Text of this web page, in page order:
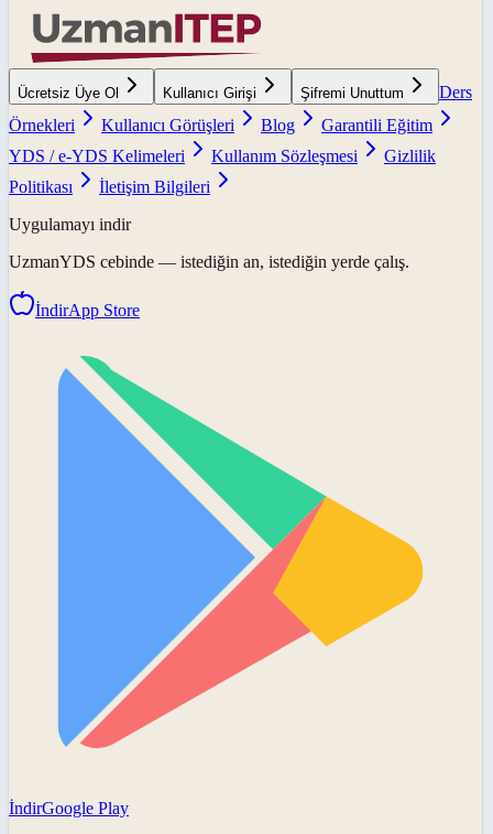
Ücretsiz Üye Ol Kullanıcı Girişi Şifremi Unuttum
Ders
Örnekleri
Kullanıcı Görüşleri Blog
Garantili Eğitim
YDS / e-YDS Kelimeleri
Kullanım Sözleşmesi
Gizlilik
Politikası
İletişim Bilgileri
Uygulamayı indir
UzmanYDS cebinde — istediğin an, istediğin yerde çalış.
İndirApp Store
İndirGoogle Play